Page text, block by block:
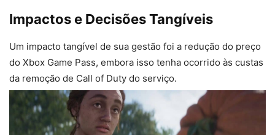
Impactos e Decisões Tangíveis
Um impacto tangível de sua gestão foi a redução do preço
do Xbox Game Pass, embora isso tenha ocorrido às custas
da remoção de Call of Duty do serviço.